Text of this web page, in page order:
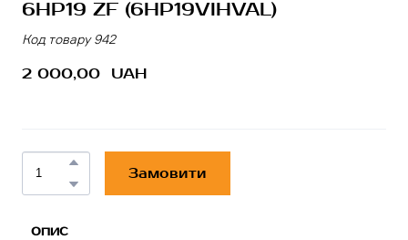
6HP19 ZF (6HP19VIHVAL)
Код товару 942
2 000,00  UAH
Замовити
ОПИС